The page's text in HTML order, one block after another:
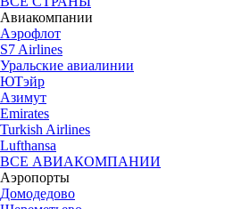
Авиакомпании
Аэрофлот
S7 Airlines
Уральские авиалинии
ЮТэйр
Азимут
Emirates
Turkish Airlines
Lufthansa
ВСЕ АВИАКОМПАНИИ
Аэропорты
Домодедово